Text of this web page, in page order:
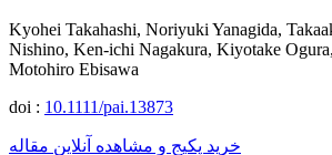
Kyohei Takahashi, Noriyuki Yanagida,
Nishino, Ken-ichi Nagakura, Kiyotake
Motohiro Ebisawa
doi : 10.1111/pai.13873
خرید پکیج و مشاهده آنلاین مقاله